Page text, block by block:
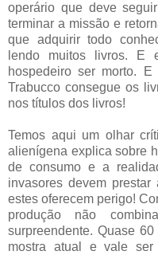
operário que deve
terminar a missão e
que adquirir todo
lendo muitos livros. E
hospedeiro ser morto.
Trabucco consegue os
nos títulos dos livros!
Temos aqui um olhar
alienígena explica sobre
de consumo e a
invasores devem
estes oferecem perigo!
produção não
surpreendente. Quase
mostra atual e vale ser